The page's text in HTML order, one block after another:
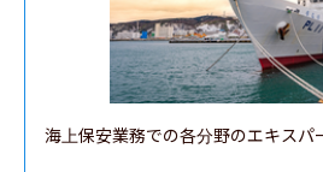
海上保安業務での各分野のエキスパ